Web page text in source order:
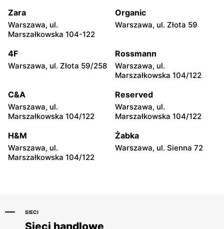
CCC
Wołomin, ul. Geodetów 2
CCC
CCC
Podkowa Leśna, ul. Gołębia
CCC
Radzymin, ul. Konstytucji 3
Maja 13
CCC
Błonie, ul. Powstańców 12
CCC
Grodzisk Mazowiecki, ul.
Królewska 48
CCC
Nowy Dwór Mazowiecki, ul.
Warszawska 36
CCC
Mińsk Mazowiecki, ul.
Zara
Warszawa, ul.
Marszałkowska 104-122
Organic
Warszawa, ul. Złota 59
4F
Warszawa, ul. Złota 59/258
Rossmann
Warszawa, ul.
Marszałkowska 104/122
C&A
Warszawa, ul.
Marszałkowska 104/122
Reserved
Warszawa, ul.
Marszałkowska 104/122
H&M
Warszawa, ul.
Marszałkowska 104/122
Żabka
Warszawa, ul. Sienna 72
SIECI
Sieci handlowe